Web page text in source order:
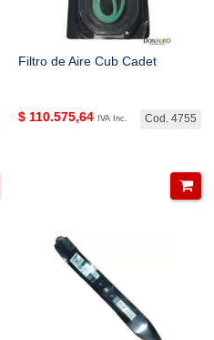
Filtro de Aire Cub Cadet
Cod. 4755
$ 110.575,64 IVA Inc.